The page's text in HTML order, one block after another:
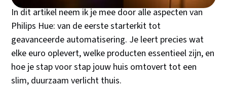
In dit artikel neem ik je mee door alle aspecten van
Philips Hue: van de eerste starterkit tot
geavanceerde automatisering. Je leert precies wat
elke euro oplevert, welke producten essentieel zijn, en
hoe je stap voor stap jouw huis omtovert tot een
slim, duurzaam verlicht thuis.